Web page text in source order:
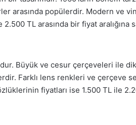
arasında popülerdir. Modern ve
TL arasında bir fiyat aralığına
Büyük ve cesur çerçeveleri ile
Farklı lens renkleri ve çerçeve
fiyatları ise 1.500 TL ile